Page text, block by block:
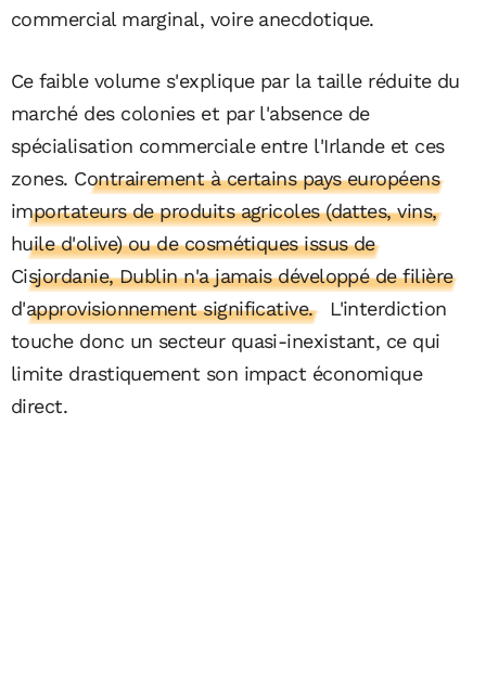
commercial marginal, voire anecdotique.
Ce faible volume s'explique par la taille réduite du
marché des colonies et par l'absence de
spécialisation commerciale entre l'Irlande et ces
zones. Contrairement à certains pays européens
importateurs de produits agricoles (dattes, vins,
huile d'olive) ou de cosmétiques issus de
Cisjordanie, Dublin n'a jamais développé de filière
d'approvisionnement significative.
L'interdiction
touche donc un secteur quasi-inexistant, ce qui
limite drastiquement son impact économique
direct.